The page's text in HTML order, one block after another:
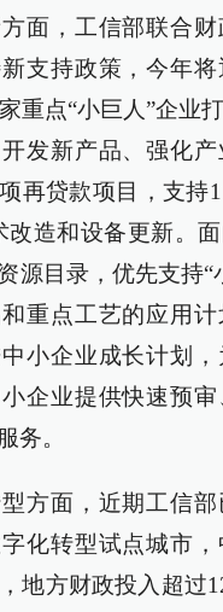
面，工信部联合
支持政策，今年
重点“小巨人”企业
发新产品、强化
再贷款项目，支持
改造和设备更新。
源目录，优先支持“
重点工艺的应用计
小企业成长计划
企业提供快速预
务。
方面，近期工信
化转型试点城市
地方财政投入超过